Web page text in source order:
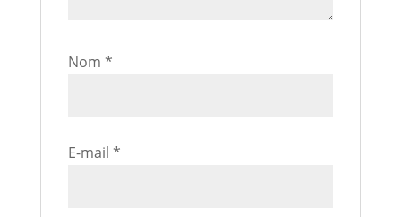
Nom *
E-mail *